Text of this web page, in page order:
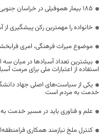
۱۸۵ بیمار هموفیلی در خراسان جنوبی تحت پوشش خدمات بیمه سلامت قرار دارند
خانواده را مهمترین رکن پیشگیری
موضوع میراث فرهنگی، امری
بیشترین تعداد آسبادها در میان
استفاده از اعتبارات ملی برای مرمت
یکی از سیاست‌های اصلی جهاد
خدمت به مردم است
علم و فناوری باید در مسیر خدمت به
کنترل ملخ نیازمند همکاری